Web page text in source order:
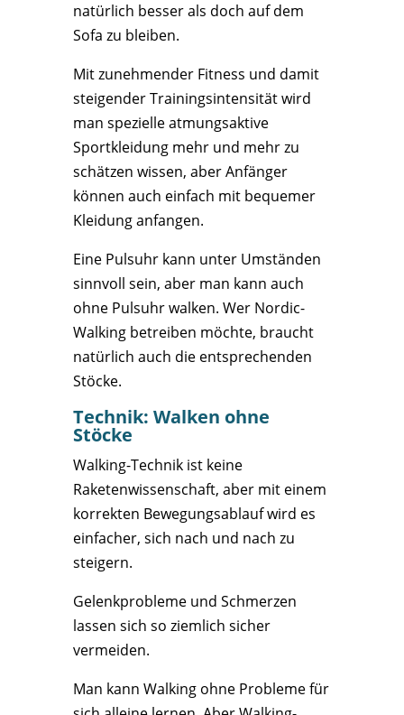
natürlich besser als doch auf dem
Sofa zu bleiben.
Mit zunehmender Fitness und damit
steigender Trainingsintensität wird
man spezielle atmungsaktive
Sportkleidung mehr und mehr zu
schätzen wissen, aber Anfänger
können auch einfach mit bequemer
Kleidung anfangen.
Eine Pulsuhr kann unter Umständen
sinnvoll sein, aber man kann auch
ohne Pulsuhr walken. Wer Nordic-
Walking betreiben möchte, braucht
natürlich auch die entsprechenden
Stöcke.
Technik: Walken ohne
Stöcke
Walking-Technik ist keine
Raketenwissenschaft, aber mit einem
korrekten Bewegungsablauf wird es
einfacher, sich nach und nach zu
steigern.
Gelenkprobleme und Schmerzen
lassen sich so ziemlich sicher
vermeiden.
Man kann Walking ohne Probleme für